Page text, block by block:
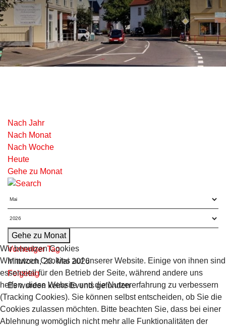
Nach Jahr
Nach Monat
Nach Woche
Heute
Gehe zu Monat
Gehe zu Monat
Vorheriger Tag
Mittwoch, 20. Mai 2026
Folgetag
Es wurden keine Events gefunden
Wir benutzen Cookies
Wir nutzen Cookies auf unserer Website. Einige von ihnen sind
essenziell für den Betrieb der Seite, während andere uns
helfen, diese Website und die Nutzererfahrung zu verbessern
(Tracking Cookies). Sie können selbst entscheiden, ob Sie die
Cookies zulassen möchten. Bitte beachten Sie, dass bei einer
Ablehnung womöglich nicht mehr alle Funktionalitäten der